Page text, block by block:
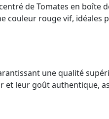
de Tomates en boîte
rouge vif, idéales
une qualité
leur goût authentique,